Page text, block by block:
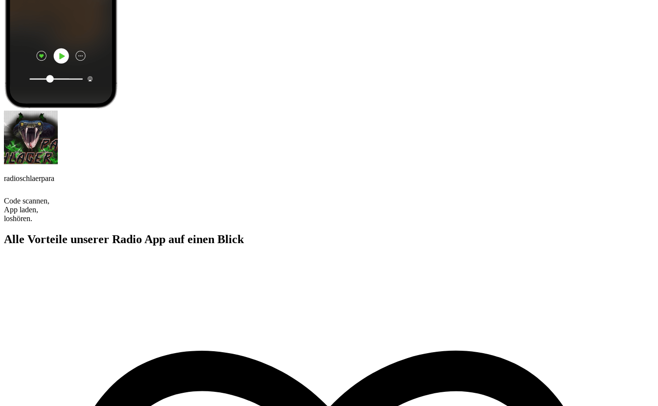
radioschlaerpara
Code scannen,
App laden,
loshören.
Alle Vorteile unserer Radio App auf einen Blick